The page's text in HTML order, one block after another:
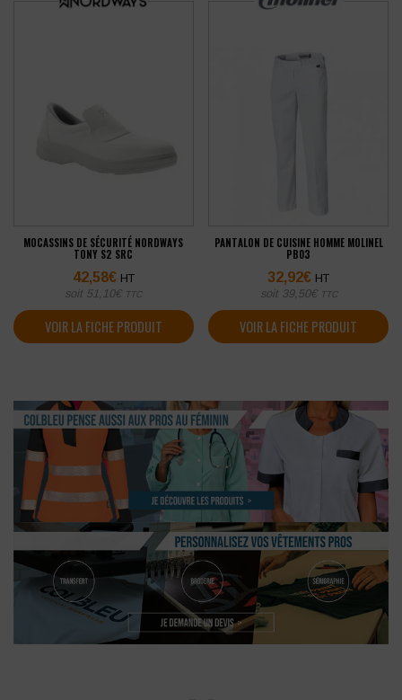
MOCASSINS DE SÉCURITÉ NORDWAYS
TONY S2 SRC
42,58€ HT
soit 51,10€ TTC
VOIR LA FICHE PRODUIT
PANTALON DE CUISINE HOMME MOLINEL
PB03
32,92€ HT
soit 39,50€ TTC
VOIR LA FICHE PRODUIT